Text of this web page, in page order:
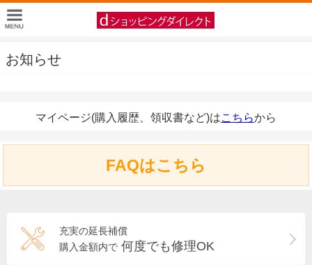
お知らせ
マイページ(購入履歴、領収書など)はこちらから
FAQはこちら
充実の延長補償
購入金額内で 何度でも修理OK